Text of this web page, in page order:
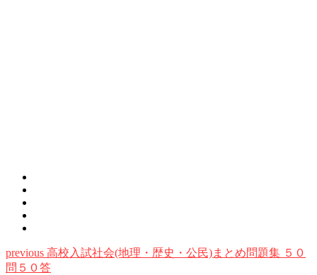
previous 高校入試社会(地理・歴史・公民)まとめ問題集 ５０
問５０答